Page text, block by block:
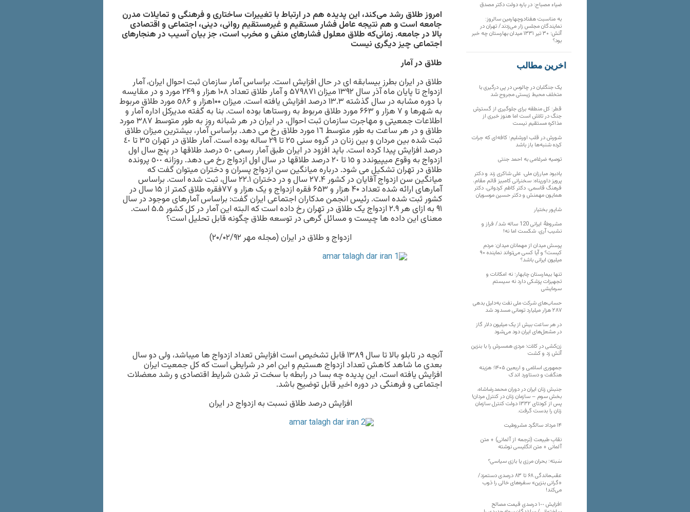
امروز طلاق رشد می‌کند، اين پديده هم در ارتباط با تغييرات ساختاری و فرهنگی و تمايلات مدرن
جامعه است و هم نتيجه عامل فشار مستقيم و غيرمستقيم روانی، دينی، اجتماعی و اقتصادی
بالا در جامعه. زمانی‌که طلاق معلول فشارهای منفی و مخرب است، جز بيان آسيب در هنجارهای
اجتماعی چيز ديگری نيست
طلاق در آمار
طلاق در ايران بطرز بيسابقه ای در حال افزايش است. براساس آمار سازمان ثبت احوال ايران، آمار
ازدواج تا پايان ماه آذر سال ۱۳۹۲ ميزان ۵۷۹۸۷۱ و آمار طلاق تعداد ۱۰۸ هزار و ۲۴۹ مورد و در مقايسه
با دوره مشابه در سال گذشته ١٣.٣ درصد افزايش يافته است. ميزان ۱۰۰هزار و ٥۸۶ مورد طلاق مربوط
به شهرها و ۷ هزار و ۶۶۳ مورد طلاق مربوط به روستاها بوده است. بنا به گفته مديرکل اداره آمار و
اطلاعات جمعيتی و مهاجرت سازمان ثبت احوال، در ايران در هر شبانه روز به طور متوسط ٣٨٧ مورد
طلاق و در هر ساعت به طور متوسط ١٦ مورد طلاق رخ می دهد. براساس آمار، بيشترين ميزان طلاق
ثبت شده بين مردان و بين زنان در گروه سنی ٢٥ تا ٢٩ ساله بوده است. آمار طلاق در تهران ٣٥ تا ٤٠
درصد افزايش پيدا کرده است. بايد افزود در ايران طبق آمار رسمی ٥٠ درصد طلاقها در پنج سال اول
ازدواج به وقوع ميپيوندد و ١٥ تا ٢٠ درصد طلاقها در سال اول ازدواج رخ می دهد. روزانه ٥٠٠ پرونده
طلاق در تهران تشکيل می شود. درباره ميانگين سن ازدواج پسران و دختران ميتوان گفت که
ميانگين سن ازدواج آقايان در کشور ۲۷.۴ سال و در دختران ۲۲.۱ سال، ثبت شده است. براساس
آمارهای ارائه شده تعداد ۴۰ هزار و ۶۵۳ فقره ازدواج و يک هزار و ۷۷فقره طلاق کمتر از ۱۵ سال در
کشور ثبت شده است. رئيس انجمن مدکاران اجتماعی ايران گفت: براساس آمارهای موجود در سال
۹۱ به ازای هر ۲.۹ ازدواج يک طلاق در تهران رخ داده است که البته اين آمار در کل کشور ۵.۵ است.
معنای اين داده ها چيست و مسائل گرهی در توسعه طلاق چگونه قابل تحليل است؟
ازدواج و طلاق در ايران (مجله مهر ۲۰/۰۲/۹۲)
آنچه در تابلو بالا تا سال ۱۳۸۹ قابل تشخيص است افزايش تعداد ازدواج ها ميباشد، ولی دو سال
بعدی ما شاهد کاهش تعداد ازدواج هستيم و اين امر در شرايطی است که کل جمعيت ايران
افزايش يافته است. اين پديده چه بسا در رابطه با سخت تر شدن شرايط اقتصادی و رشد معضلات
اجتماعی و فرهنگی در دوره اخير قابل توضيح باشد.
افزايش درصد طلاق نسبت به ازدواج در ايران
ضیاء مصباح: در باره دولت دکتر مصدق
به مناسبت هفتادوچهارمین سالروز:
نمایندگان مجلس زار می‌زدند/ تهران در
آتش؛ ۳۰ تیر ۱۳۳۱ میدان بهارستان چه خبر
بود؟
آخرین مطالب
یک جنگلبان در چالوس در پی درگیری با
متخلف محیط زیستی مجروح شد
قطر: کل منطقه برای جلوگیری از گسترش
جنگ در تلاش است اما هنوز خبری از
مذاکره مستقیم نیست
شورش در قلب اورشلیم؛ کافه‌ای که جرات
کرده شنبه‌ها باز باشد
توصیه ضرغامی به احمد جنتی
یادبود مبارزان ملی، علی شاکری زند و دکتر
پرویز داورپناه: سخنرانی کامبیز قائم مقام،
فرهنگ قاسمی، دکتر کاظم کردوانی، دکتر
همایون مهمنش و دکتر حسین موسویان
شاپور بختیار
مشروطۀ ایرانی 120 ساله شد/ فراز و
نشیب آری، شکست اما نه!
پرسش میدان از مهمانان میدان: مردم
کیست؟ و آیا کسی می‌تواند نماینده ۹۰
میلیون ایرانی باشد؟
تنها بیمارستان چابهار؛ نه امکانات و
تجهیزات پزشکی دارد نه سیستم
سرمایشی
حساب‌های شرکت ملی نفت به‌دلیل بدهی
۲۸۷ هزار میلیارد تومانی مسدود شد
در هر ساعت بیش از یک میلیون دلار گاز
در مشعل‌های ایران دود می‌شود
زن‌کشی در کلات؛ مردی همسرش را با بنزین
آتش زد و کشت
جمهوری اسلامی و اربعین ۱۴۰۵؛ هزینه
هنگفت و دستاورد اندک
جنبش زنان ایران در دوران محمدرضاشاه،
بخش سوم – سازمان زنان در کنترل مردان!
پس از کودتای ۱۳۳۲ دولت کنترل سازمان
زنان را بدست گرفت.
۱۴ مرداد سالگرد مشروطیت
نقابِ طبیعت (ترجمه از آلمانی) + متن
آلمانی + متن انگلیسی نوشته
سَبته؛ بحران مرزی یا بازی سیاسی؟
عقب‌ماندگی ۶۸ تا ۸۳ درصدی دستمزد/
«گرانی بنزین» سفره‌های خالی را ذوب
می‌کند!
افزایش ١٠٠ درصدی قیمت مصالح